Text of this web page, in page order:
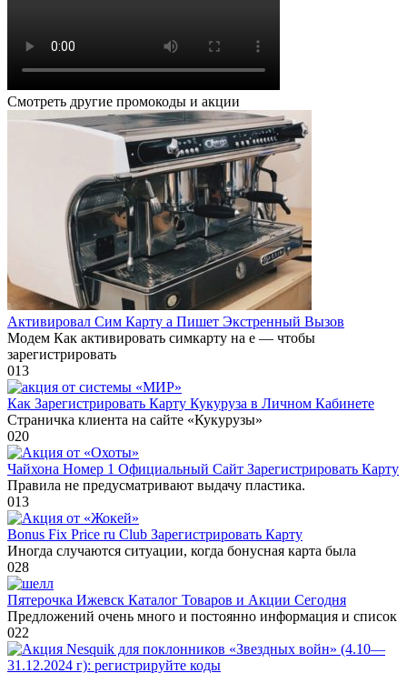
Смотреть другие промокоды и акции
Активировал Сим Карту а Пишет Экстренный Вызов
Модем Как активировать симкарту на е — чтобы
зарегистрировать
013
Как Зарегистрировать Карту Кукуруза в Личном Кабинете
Страничка клиента на сайте «Кукурузы»
020
Чайхона Номер 1 Официальный Сайт Зарегистрировать Карту
Правила не предусматривают выдачу пластика.
013
Bonus Fix Price ru Club Зарегистрировать Карту
Иногда случаются ситуации, когда бонусная карта была
028
Пятерочка Ижевск Каталог Товаров и Акции Сегодня
Предложений очень много и постоянно информация и список
022